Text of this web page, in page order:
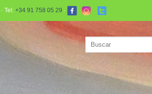
· Tel: +34 91 758 05 29 ·